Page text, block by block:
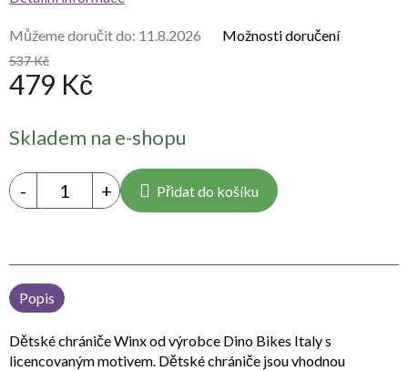
537 Kč
479 Kč
cena:
Skladem na e-shopu
Můžeme doručit do: 11.8.2026 Možnosti doručení
Přidat do košíku
Popis
Dětské chrániče Winx od výrobce Dino Bikes Italy s
licencovaným motivem. Dětské chrániče jsou vhodnou